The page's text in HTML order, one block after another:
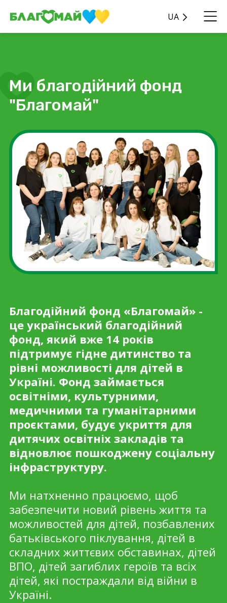
UA
Ми благодійний фонд
"Благомай"
Благодійний фонд «Благомай» -
це український благодійний
фонд, який вже 14 років
підтримує гідне дитинство та
рівні можливості для дітей в
Україні. Фонд займається
освітніми, культурними,
медичними та гуманітарними
проєктами, будує укриття для
дитячих освітніх закладів та
відновлює пошкоджену соціальну
інфраструктуру.
Ми натхненно працюємо, щоб
забезпечити новий рівень життя та
можливостей для дітей, позбавлених
батьківського піклування, дітей в
складних життєвих обставинах, дітей
ВПО, дітей загиблих героїв та всіх
дітей, які постраждали від війни в
Україні.